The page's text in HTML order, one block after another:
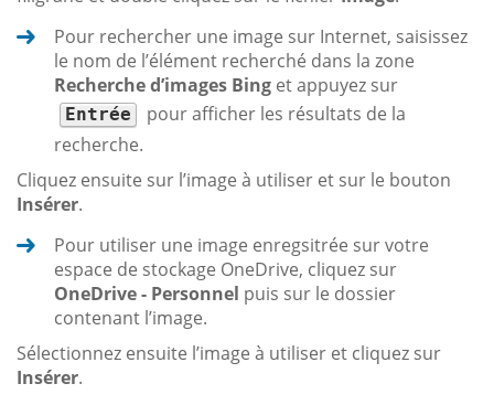
Pour rechercher une image sur Internet, saisissez
le nom de l’élément recherché dans la zone
Recherche d’images Bing et appuyez sur
Entrée
pour afficher les résultats de la
recherche.
Cliquez ensuite sur l’image à utiliser et sur le bouton
Insérer.
Pour utiliser une image enregsitrée sur votre
espace de stockage OneDrive, cliquez sur
OneDrive - Personnel puis sur le dossier
contenant l’image.
Sélectionnez ensuite l’image à utiliser et cliquez sur
Insérer.